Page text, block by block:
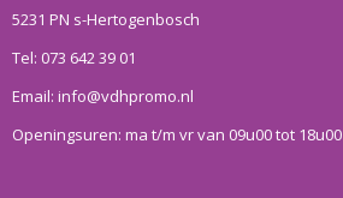
5231 PN s-Hertogenbosch
Tel: 073 642 39 01
Email: info@vdhpromo.nl
Openingsuren: ma t/m vr van 09u00 tot 18u00